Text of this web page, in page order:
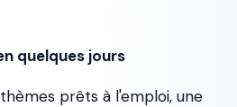
quelques jours
prêts à l'emploi, une